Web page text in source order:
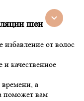
шеи
от волос
качественное
а
поможет вам